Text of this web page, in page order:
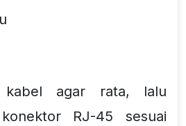
kabel agar rata, lalu
RJ-45 sesuai